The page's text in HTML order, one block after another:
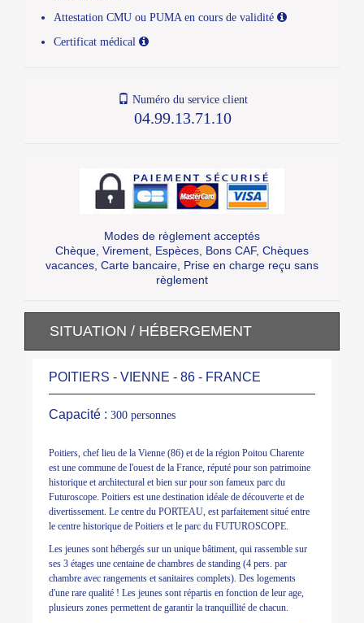
Attestation CMU ou PUMA en cours de validité
Certificat médical
Numéro du service client
04.99.13.71.10
Modes de règlement acceptés
Chèque, Virement, Espèces, Bons CAF, Chèques
vacances, Carte bancaire, Prise en charge reçu sans
règlement
SITUATION / HÉBERGEMENT
POITIERS - VIENNE - 86 - FRANCE
Capacité : 300 personnes
Poitiers, chef lieu de la Vienne (86) et de la région Poitou Charente
est une commune de l'ouest de la France, réputé pour son patrimoine
historique et architectural et bien sur pour son fameux parc du
Futuroscope. Poitiers est une destination idéale de découverte et de
divertissement. Le centre du PORTEAU, est parfaitement situé entre
le centre historique de Poitiers et le parc du FUTUROSCOPE.
Les jeunes sont hébergés sur un unique bâtiment, qui rassemble sur
ses 3 étages une centaine de chambres de standing (4 pers. par
chambre avec rangements et sanitaires complets). Des logements
d'une rare qualité ! Les jeunes sont répartis en fonction de leur age,
plusieurs zones permettent de garantir la tranquillité de chacun.